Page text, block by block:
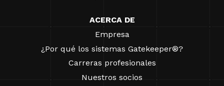
ACERCA DE
Empresa
¿Por qué los sistemas Gatekeeper®?
Carreras profesionales
Nuestros socios